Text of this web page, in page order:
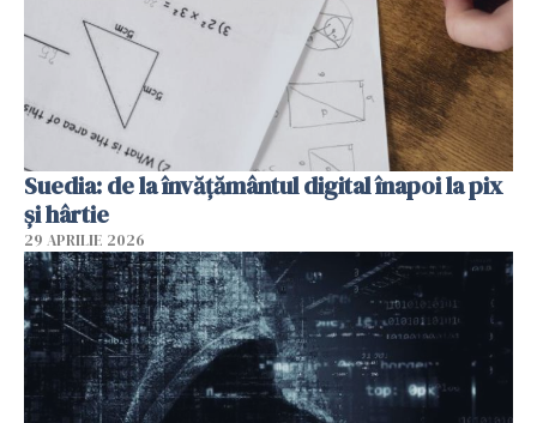
Suedia: de la învățământul digital înapoi la pix
și hârtie
29 APRILIE 2026